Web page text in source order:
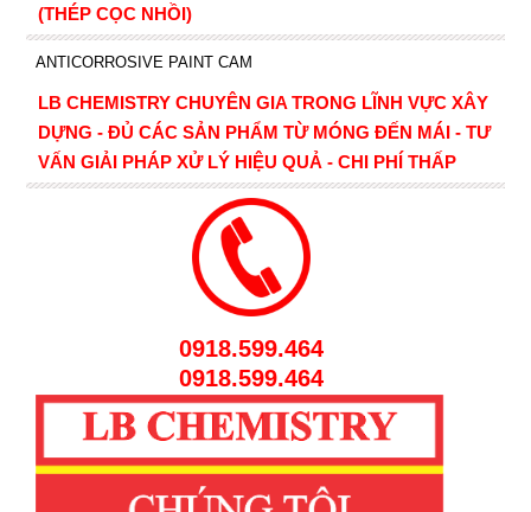
(THÉP CỌC NHỒI)
ANTICORROSIVE PAINT CAM
LB CHEMISTRY CHUYÊN GIA TRONG LĨNH VỰC XÂY
DỰNG - ĐỦ CÁC SẢN PHẨM TỪ MÓNG ĐẾN MÁI - TƯ
VẤN GIẢI PHÁP XỬ LÝ HIỆU QUẢ - CHI PHÍ THẤP
0918.599.464
0918.599.464